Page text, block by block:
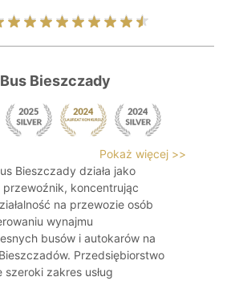
Bieszczady
Pokaż więcej >>
Bieszczady działa jako
przewoźnik, koncentrując
na przewozie osób
wynajmu
busów i autokarów na
Przedsiębiorstwo
szeroki zakres usług